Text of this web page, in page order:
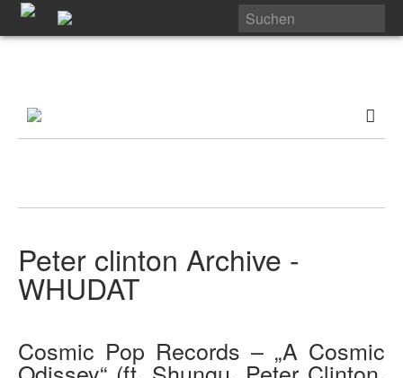
Peter clinton Archive -
WHUDAT
Cosmic Pop Records – „A Cosmic